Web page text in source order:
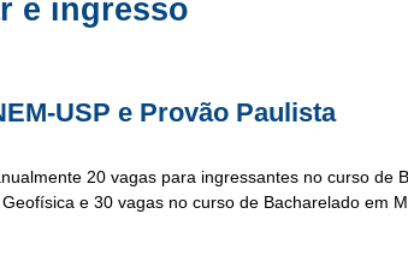
e ingresso
USP e Provão Paulista
20 vagas para ingressantes no curso de
e 30 vagas no curso de Bacharelado em